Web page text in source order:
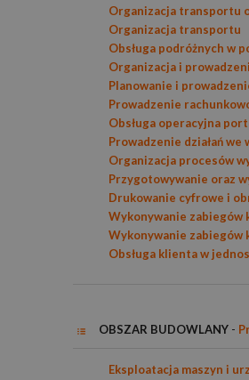
Organizacja transportu
Organizacja transportu
Obsługa podróżnych w
Organizacja i
Planowanie i
Prowadzenie
Obsługa operacyjna
Prowadzenie działań
Organizacja procesów
Przygotowywanie oraz
Drukowanie cyfrowe i
Wykonywanie zabiegów
Wykonywanie zabiegów
Obsługa klienta w
OBSZAR BUDOWLANY -
Eksploatacja maszyn i